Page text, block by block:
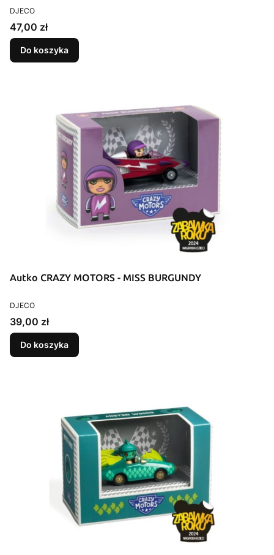
PRODUCENT
DJECO
Cena
47,00 zł
Do koszyka
Autko CRAZY MOTORS - MISS BURGUNDY
PRODUCENT
DJECO
Cena
39,00 zł
Do koszyka